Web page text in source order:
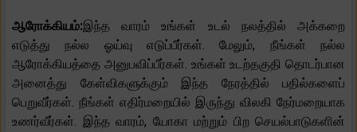
ஆரோக்கியம்:இந்த வாரம் உங்கள் உடல் நலத்தில் அக்கறை
எடுத்து நல்ல ஓய்வு எடுப்பீர்கள். மேலும், நீங்கள் நல்ல
ஆரோக்கியத்தை அனுபவிப்பீர்கள். உங்கள் உடற்தகுதி தொடர்பான
அனைத்து கேள்விகளுக்கும் இந்த நேரத்தில் பதில்களைப்
பெறுவீர்கள். நீங்கள் எதிர்மறையில் இருந்து விலகி நேர்மறையாக
உணர்வீர்கள். இந்த வாரம், யோகா மற்றும் பிற செயல்பாடுகளின்